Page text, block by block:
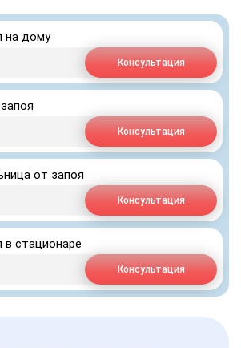
на дому
Консультация
Консультация
от запоя
Консультация
стационаре
Консультация